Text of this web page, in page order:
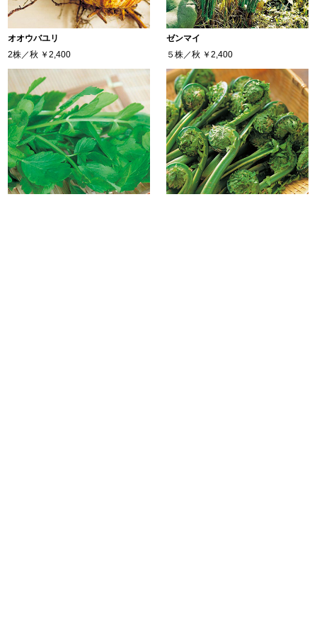
オオウバユリ
2株／秋 ￥2,400
ゼンマイ
５株／秋 ￥2,400